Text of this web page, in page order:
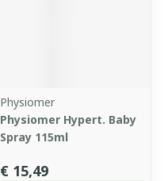
Physiomer
Physiomer Hypert. Baby
Spray 115ml
€ 15,49